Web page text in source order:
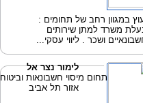
במגוון רחב של תחומים :
משרד למתן שירותים
ושכר . ליווי עסקי...
לימור נצר אל
תחום מיסוי חשבונאות וביטוח
אזור תל אביב